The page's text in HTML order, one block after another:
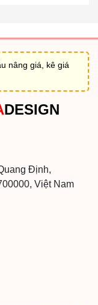
nâng giá, kê giá
DESIGN
Định,
Việt Nam